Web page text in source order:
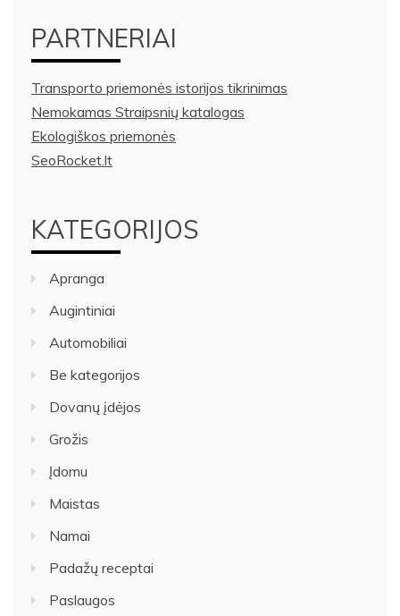
PARTNERIAI
Transporto priemonės istorijos tikrinimas
Nemokamas Straipsnių katalogas
Ekologiškos priemonės
SeoRocket.lt
KATEGORIJOS
Apranga
Augintiniai
Automobiliai
Be kategorijos
Dovanų įdėjos
Grožis
Įdomu
Maistas
Namai
Padažų receptai
Paslaugos